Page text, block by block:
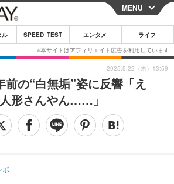
CLOSE
スマートフォン
その他
映画・ドラマ
MENU
ル SPEED TEST エンタメ ライフ
の“白無垢”姿に反響「え
形さんやん……」
ポ
2025.5.22（木）13:59